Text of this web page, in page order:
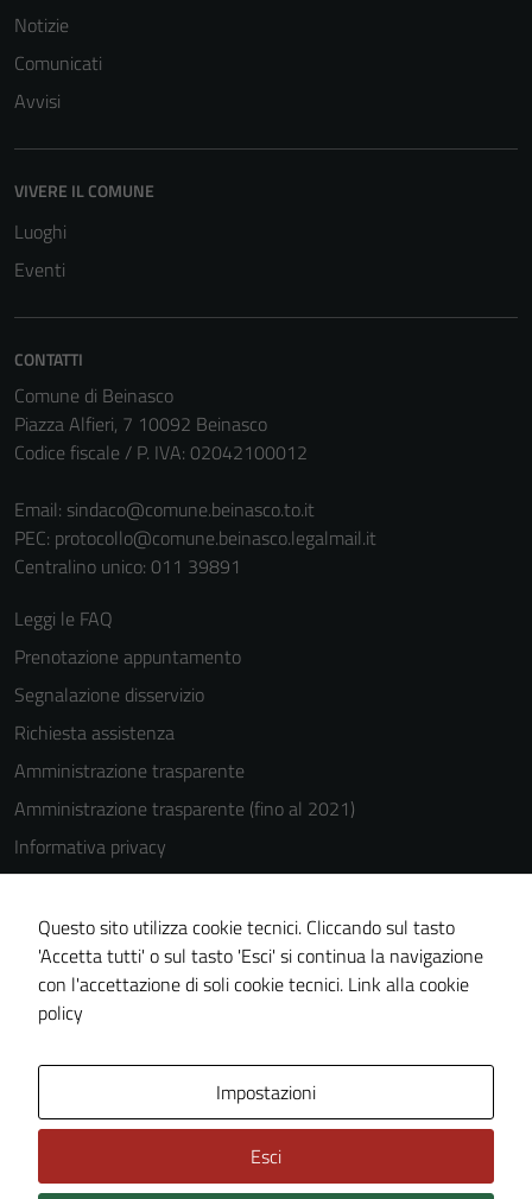
Notizie
Comunicati
Avvisi
VIVERE IL COMUNE
Luoghi
Eventi
CONTATTI
Comune di Beinasco
Piazza Alfieri, 7 10092 Beinasco
Codice fiscale / P. IVA: 02042100012
Email: sindaco@comune.beinasco.to.it
PEC: protocollo@comune.beinasco.legalmail.it
Centralino unico: 011 39891
Leggi le FAQ
Prenotazione appuntamento
Segnalazione disservizio
Richiesta assistenza
Amministrazione trasparente
Amministrazione trasparente (fino al 2021)
Informativa privacy
Cookie Policy
Note legali
Dichiarazione di accessibilità
Piano di miglioramento del sito
Questo sito utilizza cookie tecnici. Cliccando sul tasto
'Accetta tutti' o sul tasto 'Esci' si continua la navigazione
con l'accettazione di soli cookie tecnici. Link alla cookie
policy
Impostazioni
Esci
funzionamento
Questi cookie
informazioni
personali.